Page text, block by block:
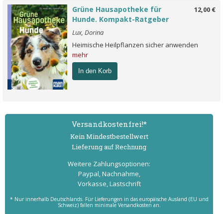
12,00 €
Grüne Hausapotheke für
Hunde. Kompakt-Ratgeber
Lux, Dorina
Heimische Heilpflanzen sicher anwenden
mehr
In den Korb
Versand­kostenfrei!*
Kein Mindest­bestell­wert
Lieferung auf Rechnung
Weitere Zahlungs­optionen:
Paypal, Nachnahme,
Vorkasse, Lastschrift
* Nur innerhalb Deutschlands. Für Lieferungen in das europäische Ausland (EU und
Schweiz) fallen minimale Versandkosten an.